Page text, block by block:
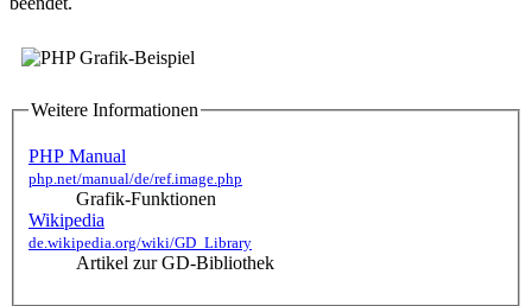
Weitere Informationen
PHP Manual
php.net/manual/de/ref.image.php
Grafik-Funktionen
Wikipedia
de.wikipedia.org/wiki/GD_Library
Artikel zur GD-Bibliothek